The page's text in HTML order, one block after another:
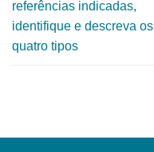
referências indicadas,
identifique e descreva os
quatro tipos